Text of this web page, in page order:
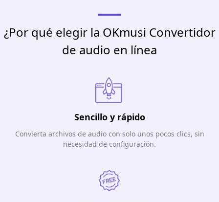
¿Por qué elegir la OKmusi Convertidor
de audio en línea
Sencillo y rápido
Convierta archivos de audio con solo unos pocos clics, sin
necesidad de configuración.